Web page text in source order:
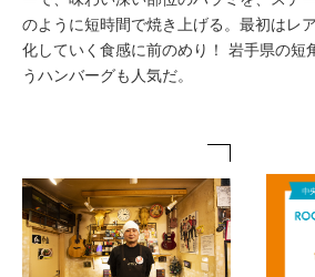
のように短時間で焼き上げる。最初はレ
化していく食感に前のめり！ 岩手県の短
うハンバーグも人気だ。